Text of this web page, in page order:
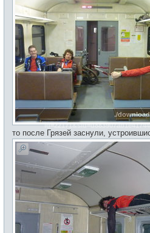
./
то после Грязей заснули,